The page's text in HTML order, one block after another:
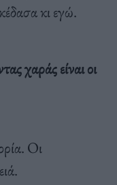
κι εγώ.
χαράς είναι οι
Οι